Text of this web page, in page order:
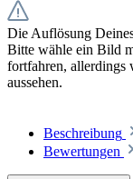
Die Auflösung
Bitte wähle ein Bild
fortfahren, allerdings
aussehen.
Beschreibung
Bewertungen